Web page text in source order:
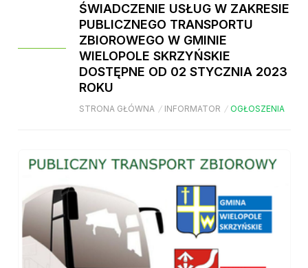
ŚWIADCZENIE USŁUG W ZAKRESIE
PUBLICZNEGO TRANSPORTU
ZBIOROWEGO W GMINIE
WIELOPOLE SKRZYŃSKIE
DOSTĘPNE OD 02 STYCZNIA 2023
ROKU
STRONA GŁÓWNA / INFORMATOR / OGŁOSZENIA